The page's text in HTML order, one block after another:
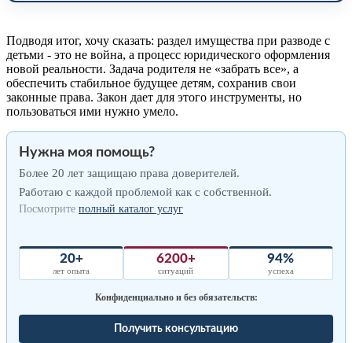
Подводя итог, хочу сказать: раздел имущества при разводе с
детьми - это не война, а процесс юридического оформления
новой реальности. Задача родителя не «забрать все», а
обеспечить стабильное будущее детям, сохранив свои
законные права. Закон дает для этого инструменты, но
пользоваться ими нужно умело.
Нужна моя помощь?
Более 20 лет защищаю права доверителей.
Работаю с каждой проблемой как с собственной.
Посмотрите полный каталог услуг
20+
лет опыта
6200+
ситуаций
94%
успеха
Конфиденциально и без обязательств:
Получить консультацию